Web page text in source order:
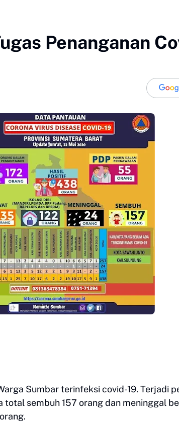
Penanganan
Sumbar terinfeksi covid-19. Terjadi
sembuh 157 orang dan meninggal